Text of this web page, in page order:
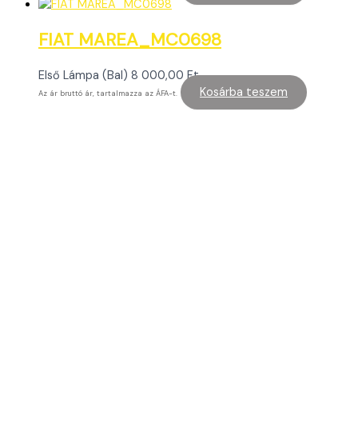
FIAT MAREA_MC0698
Első Lámpa (Bal) 8 000,00Ft
Az ár bruttó ár, tartalmazza az ÁFA-t. Kosárba teszem